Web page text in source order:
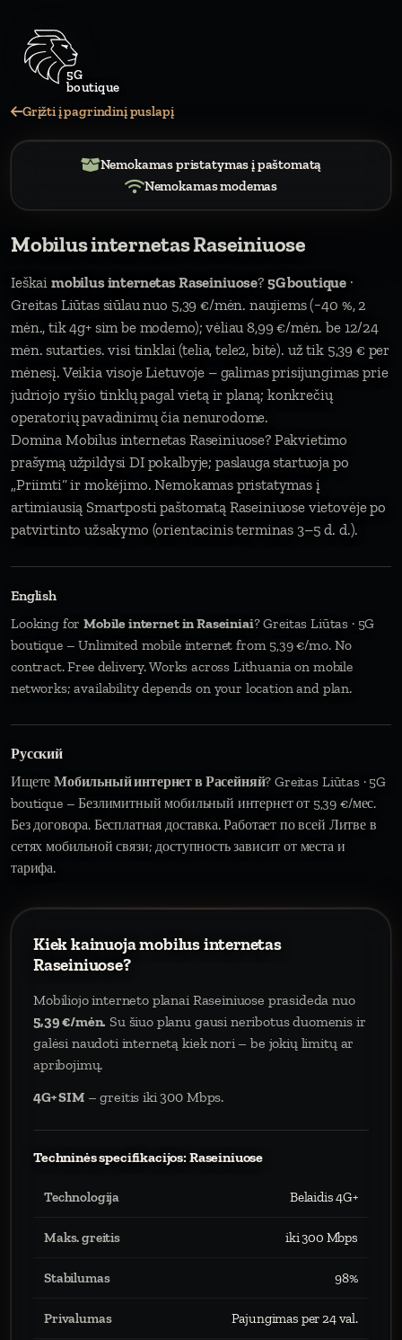
5
Grįžti į pagrindinį puslapį
Nemokamas pristatymas į paštomatą
Nemokamas modemas
Mobilus internetas Raseiniuose
Ieškai mobilus internetas Raseiniuose? 5G boutique ·
Greitas Liūtas siūlau nuo 5,39 €/mėn. naujiems (−40 %, 2
mėn., tik 4g+ sim be modemo); vėliau 8,99 €/mėn. be 12/24
mėn. sutarties. visi tinklai (telia, tele2, bitė). už tik 5,39 € per
mėnesį. Veikia visoje Lietuvoje – galimas prisijungimas prie
judriojo ryšio tinklų pagal vietą ir planą; konkrečių
operatorių pavadinimų čia nenurodome.
Domina Mobilus internetas Raseiniuose? Pakvietimo
prašymą užpildysi DI pokalbyje; paslauga startuoja po
„Priimti“ ir mokėjimo. Nemokamas pristatymas į
artimiausią Smartposti paštomatą Raseiniuose vietovėje po
patvirtinto užsakymo (orientacinis terminas 3–5 d. d.).
English
Looking forMobile internet in Raseiniai? Greitas Liūtas · 5G
boutique – Unlimited mobile internet from 5,39 €/mo. No
contract. Free delivery. Works across Lithuania on mobile
networks; availability depends on your location and plan.
Русский
ИщетеМобильный интернет в Расейняй? Greitas Liūtas · 5G
boutique – Безлимитный мобильный интернет от 5,39 €/мес.
Без договора. Бесплатная доставка. Работает по всей Литве в
сетях мобильной связи; доступность зависит от места и
тарифа.
Kiek kainuoja mobilus internetas
Raseiniuose?
Mobiliojo interneto planai Raseiniuose prasideda nuo
5,39 €/mėn. Su šiuo planu gausi neribotus duomenis ir
galėsi naudoti internetą kiek nori – be jokių limitų ar
apribojimų.
4G+ SIM– greitis iki 300 Mbps.
Techninės specifikacijos: Raseiniuose
Technologija Belaidis 4G+
Maks. greitis iki 300 Mbps
Stabilumas 98%
Privalumas Pajungimas per 24 val.